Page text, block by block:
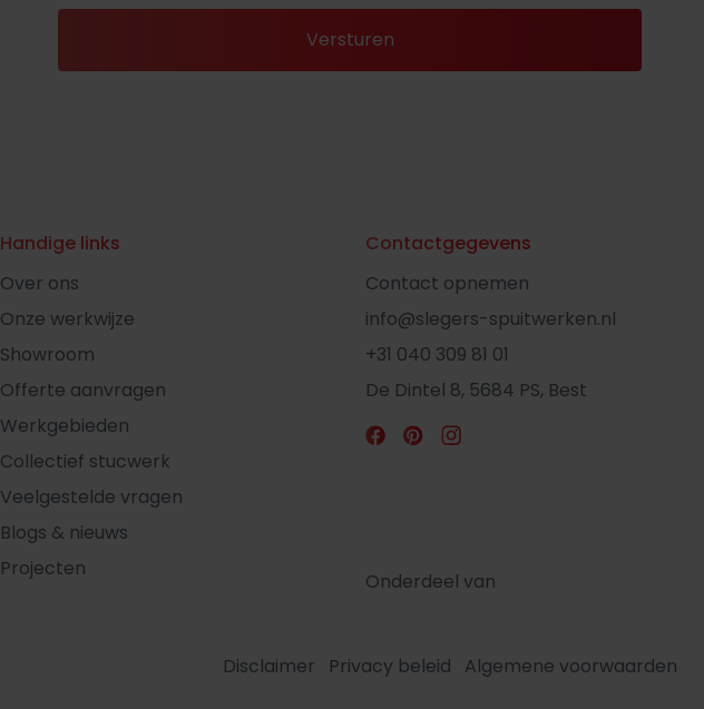
Handige links
Over ons
Onze werkwijze
Showroom
Offerte aanvragen
Werkgebieden
Collectief stucwerk
Veelgestelde vragen
Blogs & nieuws
Projecten
Contactgegevens
Contact opnemen
info@slegers-spuitwerken.nl
+31 040 309 81 01
De Dintel 8, 5684 PS, Best
Onderdeel van
Disclaimer Privacy beleid Algemene voorwaarden